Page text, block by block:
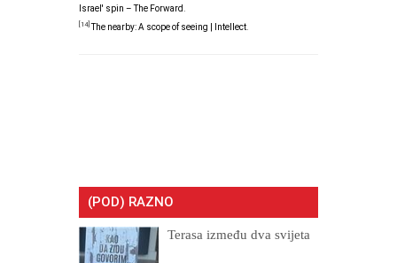
Israel' spin – The Forward
[14] The nearby: A scope of seeing | Intellect
(POD) RAZNO
Terasa između dva svijeta